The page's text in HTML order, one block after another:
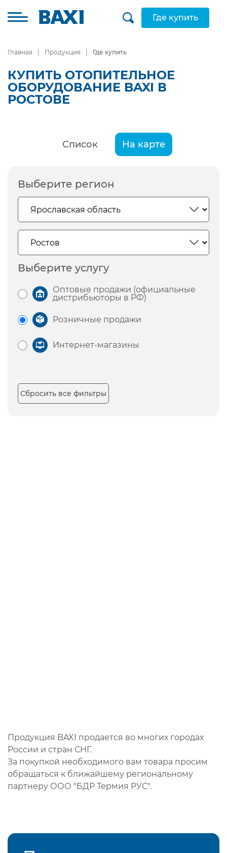
Где купить
Главная Продукция Где купить
КУПИТЬ ОТОПИТЕЛЬНОЕ
ОБОРУДОВАНИЕ BAXI В
РОСТОВЕ
Список На карте
Выберите регион
Выберите услугу
Оптовые продажи (официальные
дистрибьюторы в РФ)
Розничные продажи
Интернет-магазины
Сбросить все фильтры
Продукция BAXI продается во многих городах
России и стран СНГ.
За покупкой необходимого вам товара просим
обращаться к ближайшему региональному
партнеру ООО "БДР Термия РУС".